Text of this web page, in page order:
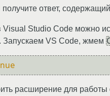
ответ,
Studio Code можно
Запускаем VS Code, жмем
расширение для